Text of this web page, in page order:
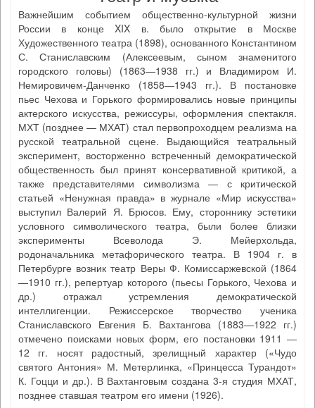
Важнейшим событием общественно-культурной жизни
России в конце XIX в. было открытие в Москве
Художественного театра (1898), основанного Константином
С. Станиславским (Алексеевым, сыном знаменитого
городского головы) (1863—1938 гг.) и Владимиром И.
Немировичем-Данченко (1858—1943 гг.). В постановке
пьес Чехова и Горького формировались новые принципы
актерского искусства, режиссуры, оформления спектакля.
МХТ (позднее — МХАТ) стал первопроходцем реализма на
русской театральной сцене. Выдающийся театральный
эксперимент, восторженно встреченный демократической
общественность был принят консервативной критикой, а
также представителями символизма — с критической
статьей «Ненужная правда» в журнале «Мир искусства»
выступил Валерий Я. Брюсов. Ему, стороннику эстетики
условного символического театра, были более близки
эксперименты Всеволода Э. Мейерхольда,
родоначальника метафорического театра. В 1904 г. в
Петербурге возник театр Веры Ф. Комиссаржевской (1864
—1910 гг.), репертуар которого (пьесы Горького, Чехова и
др.) отражал устремления демократической
интеллигенции. Режиссерское творчество ученика
Станиславского Евгения Б. Вахтангова (1883—1922 гг.)
отмечено поисками новых форм, его постановки 1911 —
12 гг. носят радостный, зрелищный характер («Чудо
святого Антония» М. Метерлинка, «Принцесса Турандот»
К. Гоцци и др.). В Вахтанговым создана 3-я студия МХАТ,
позднее ставшая театром его имени (1926).